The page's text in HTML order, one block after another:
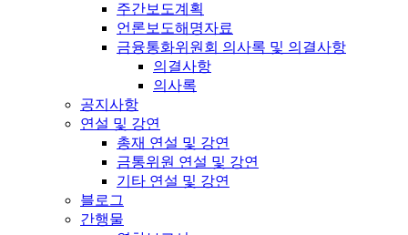
주간보도계획
언론보도해명자료
금융통화위원회 의사록 및 의결사항
의결사항
의사록
공지사항
연설 및 강연
총재 연설 및 강연
금통위원 연설 및 강연
기타 연설 및 강연
블로그
간행물